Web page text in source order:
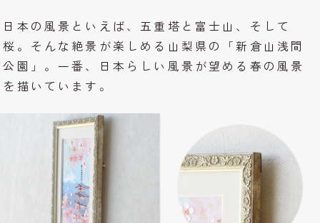
日本の風景といえば、五重塔と富士山、そして
桜。そんな絶景が楽しめる山梨県の「新倉山浅間
公園」。一番、日本らしい風景が望める春の風景
を描いています。